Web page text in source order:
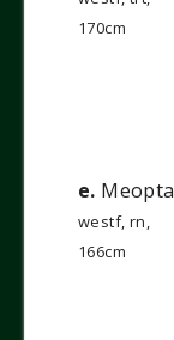
170cm
e. Meopta
westf, rn,
166cm